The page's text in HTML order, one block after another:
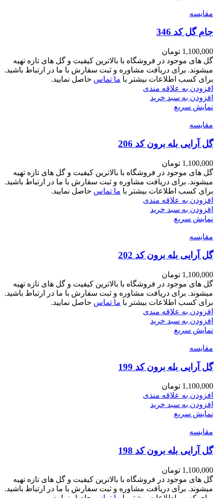
مقايسه
جام گل کد 346
1,100,000 تومان
گل های موجود در فروشگاه با بالاترین کیفیت و گل های تازه تهیه
میشوند. برای دریافت مشاوره و ثبت سفارش با ما در ارتباط باشید.
برای کسب اطلاعات بیشتر با ما تماس حاصل نمایید.
افزودن به علاقه مندی
افزودن به سبد خرید
نمایش سریع
مقايسه
گل آرایی بله برون کد 206
1,100,000 تومان
گل های موجود در فروشگاه با بالاترین کیفیت و گل های تازه تهیه
میشوند. برای دریافت مشاوره و ثبت سفارش با ما در ارتباط باشید.
برای کسب اطلاعات بیشتر با ما تماس حاصل نمایید.
افزودن به علاقه مندی
افزودن به سبد خرید
نمایش سریع
مقايسه
گل آرایی بله برون کد 202
1,100,000 تومان
گل های موجود در فروشگاه با بالاترین کیفیت و گل های تازه تهیه
میشوند. برای دریافت مشاوره و ثبت سفارش با ما در ارتباط باشید.
برای کسب اطلاعات بیشتر با ما تماس حاصل نمایید.
افزودن به علاقه مندی
افزودن به سبد خرید
نمایش سریع
مقايسه
گل آرایی بله برون کد 199
1,100,000 تومان
افزودن به علاقه مندی
افزودن به سبد خرید
نمایش سریع
مقايسه
گل آرایی بله برون کد 198
1,100,000 تومان
گل های موجود در فروشگاه با بالاترین کیفیت و گل های تازه تهیه
میشوند. برای دریافت مشاوره و ثبت سفارش با ما در ارتباط باشید.